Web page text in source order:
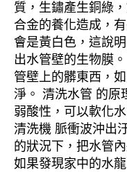
質，生鏽產生銅綠
合金的養化造成，
會是黃白色，這說
出水管壁的生物膜。
管壁上的髒東西，
淨。 清洗水管 的原
弱酸性，可以軟化
清洗機 脈衝波沖出
的狀況下，把水管
如果發現家中的水